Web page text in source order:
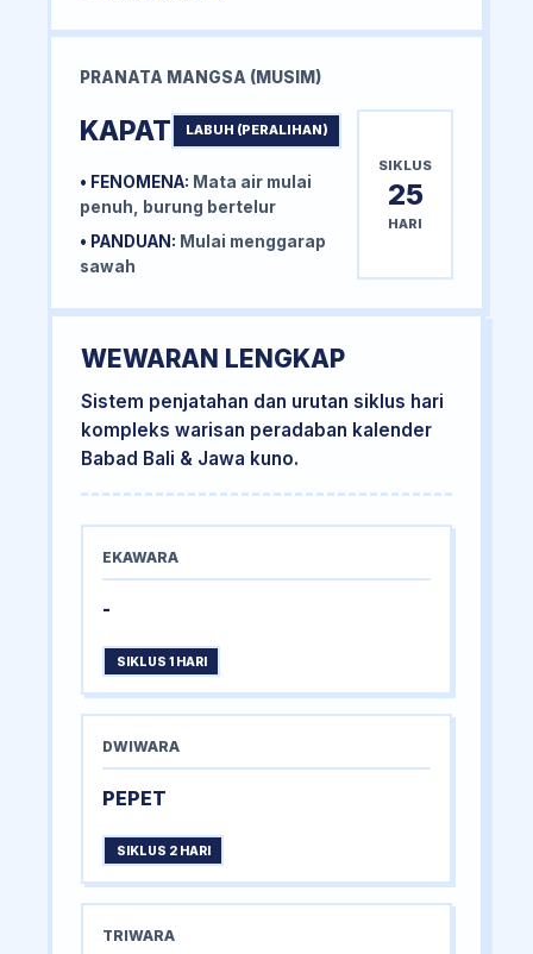
PRANATA MANGSA (MUSIM)
KAPAT LABUH (PERALIHAN)
• FENOMENA: Mata air mulai
penuh, burung bertelur
• PANDUAN: Mulai menggarap
sawah
SIKLUS
25
HARI
WEWARAN LENGKAP
Sistem penjatahan dan urutan siklus hari
kompleks warisan peradaban kalender
Babad Bali & Jawa kuno.
EKAWARA
-
SIKLUS 1 HARI
DWIWARA
PEPET
SIKLUS 2 HARI
TRIWARA